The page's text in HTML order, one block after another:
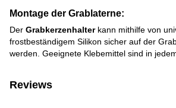
Montage der Grablaterne:
Der Grabkerzenhalterkann mithilfe von
frostbeständigem Silikon sicher auf der
werden. Geeignete Klebemittel sind in
Reviews